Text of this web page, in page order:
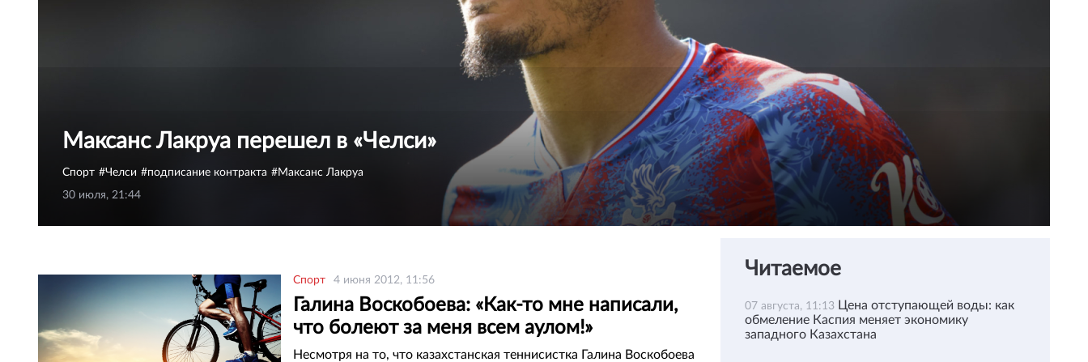
Максанс Лакруа перешел в «Челси»
Спорт Челси подписание контракта
Максанс Лакруа
30 июля, 21:44
Спорт 4 июня 2012, 11:56
Галина Воскобоева: «Как-то мне написали,
что болеют за меня всем аулом!»
Несмотря на то, что казахстанская теннисистка Галина Воскобоева
Читаемое
07 августа, 11:13 Цена отступающей воды: как
обмеление Каспия меняет экономику
западного Казахстана